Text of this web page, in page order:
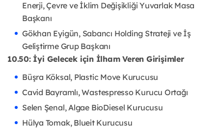
Enerji, Çevre ve İklim Değişikliği Yuvarlak Masa
Başkanı
Gökhan Eyigün, Sabancı Holding Strateji ve İş
Geliştirme Grup Başkanı
10.50: İyi Gelecek için İlham Veren Girişimler
Büşra Köksal, Plastic Move Kurucusu
Cavid Bayramlı, Wastespresso Kurucu Ortağı
Selen Şenal, Algae BioDiesel Kurucusu
Hülya Tomak, Blueit Kurucusu